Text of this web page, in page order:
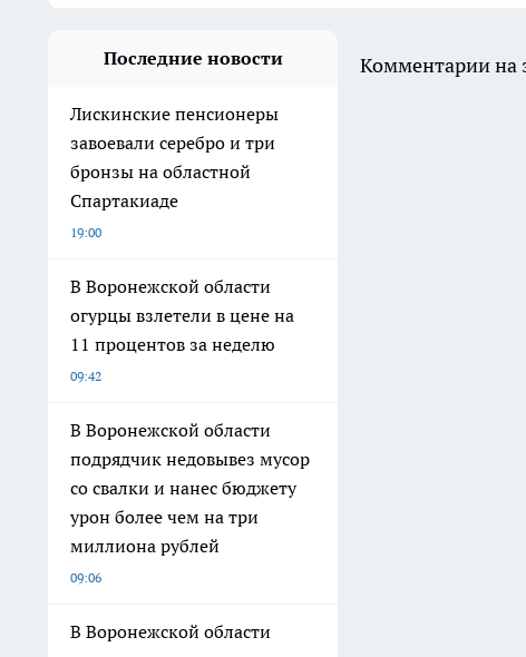
Последние новости
Лискинские пенсионеры
завоевали серебро и три
бронзы на областной
Спартакиаде
19:00
В Воронежской области
огурцы взлетели в цене на
11 процентов за неделю
09:42
В Воронежской области
подрядчик недовывез мусор
со свалки и нанес бюджету
урон более чем на три
миллиона рублей
09:06
В Воронежской области
Комментарии на